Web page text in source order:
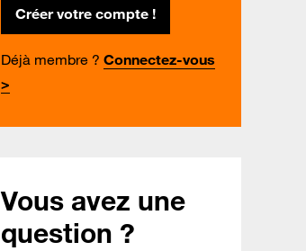
Créer votre compte !
Déjà membre ? Connectez-vous
>
Vous avez une
question ?